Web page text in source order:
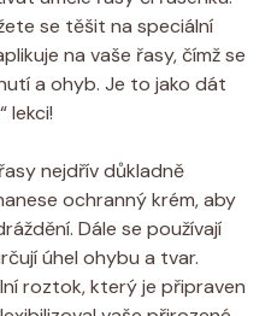
se těšit na speciální
na vaše řasy, čímž se
a ohyb. Je to jako dát
lekci!
nejdřív důkladně
ochranný krém, aby
Dále se používají
úhel ohybu a tvar.
roztok, který je připraven